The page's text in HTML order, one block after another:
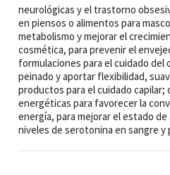
neurológicas y el trastorno
en piensos o alimentos para
metabolismo y mejorar el
cosmética, para prevenir el
formulaciones para el cuidado del
peinado y aportar flexibilidad,
productos para el cuidado capilar;
energéticas para favorecer la
energía, para mejorar el estado de
niveles de serotonina en sangre